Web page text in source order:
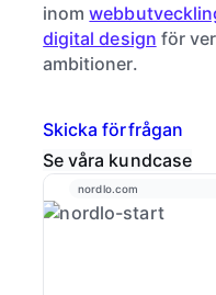
inom
digital design för
ambitioner.
Skicka förfrågan
Se våra kundcase